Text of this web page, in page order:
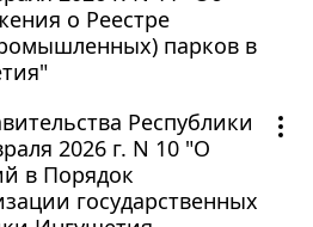
о Реестре
парков в
Республики
2026 г. N 10 "О
в Порядок
государственных